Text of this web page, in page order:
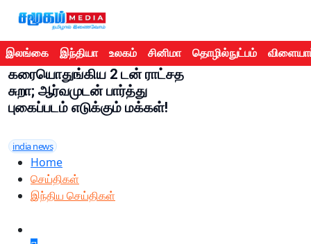
இலங்கை இந்தியா உலகம் சினிமா தொழில்நுட்பம்
கரையொதுங்கிய 2 டன் ராட்சத
சுறா; ஆர்வமுடன் பார்த்து
புகைப்படம் எடுக்கும் மக்கள்!
india news
Home
செய்திகள்
இந்திய செய்திகள்